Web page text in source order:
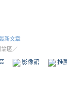
新文章
論區／
影像館 推